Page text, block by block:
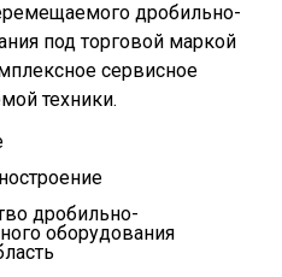
дробильно-
под торговой маркой
сервисное
техники.
дробильно-
оборудования